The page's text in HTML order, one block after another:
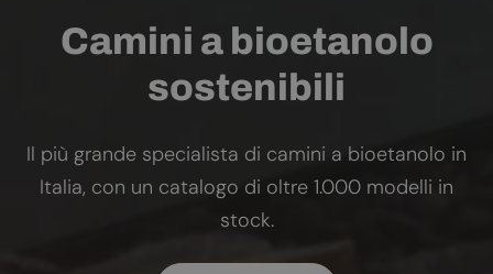
Camini a bioetanolo
sostenibili
Il più grande specialista di camini a bioetanolo in
Italia, con un catalogo di oltre 1.000 modelli in
stock.